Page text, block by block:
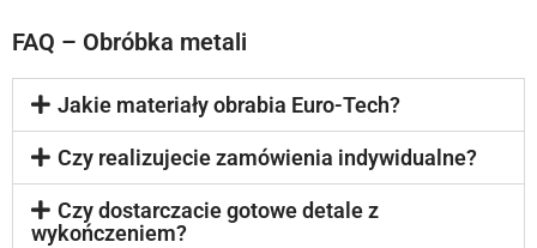
FAQ – Obróbka metali
Jakie materiały obrabia Euro-Tech?
Czy realizujecie zamówienia indywidualne?
Czy dostarczacie gotowe detale z
wykończeniem?